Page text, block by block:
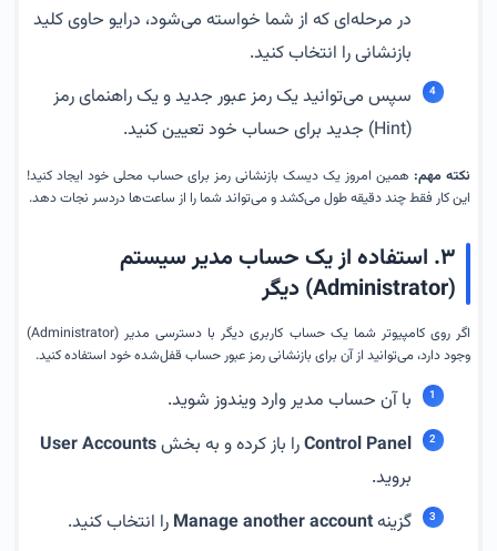
در مرحله‌ای که از شما خواسته می‌شود، درایو حاوی کلید
بازنشانی را انتخاب کنید.
سپس می‌توانید یک رمز عبور جدید و یک راهنمای رمز
(Hint) جدید برای حساب خود تعیین کنید.
نکته مهم: همین امروز یک دیسک بازنشانی رمز برای حساب محلی خود ایجاد کنید!
این کار فقط چند دقیقه طول می‌کشد و می‌تواند شما را از ساعت‌ها دردسر نجات دهد.
۳. استفاده از یک حساب مدیر سیستم
(Administrator) دیگر
اگر روی کامپیوتر شما یک حساب کاربری دیگر با دسترسی مدیر (Administrator)
وجود دارد، می‌توانید از آن برای بازنشانی رمز عبور حساب قفل‌شده خود استفاده کنید.
با آن حساب مدیر وارد ویندوز شوید.
Control Panelرا باز کرده و به بخشUser Accounts
بروید.
گزینهManage another account را انتخاب کنید.